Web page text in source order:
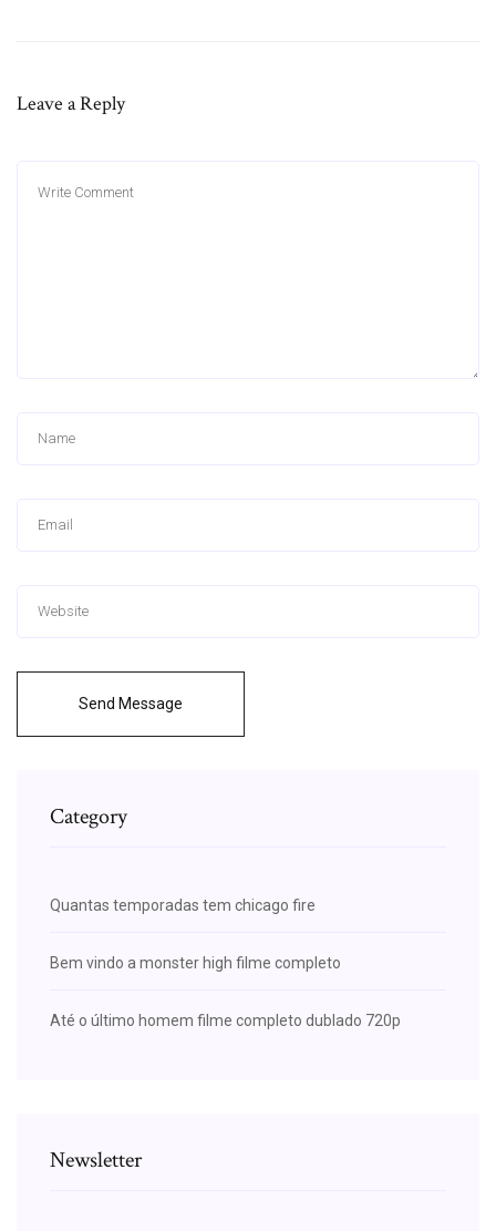
Leave a Reply
Send Message
Category
Quantas temporadas tem chicago fire
Bem vindo a monster high filme completo
Até o último homem filme completo dublado 720p
Newsletter